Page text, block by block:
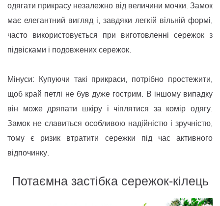
одягати прикрасу незалежно від величини мочки. Замок
має елегантний вигляд і, завдяки легкій вільній формі,
часто використовується при виготовленні сережок з
підвісками і подовжених сережок.
Мінуси: Купуючи такі прикраси, потрібно простежити,
щоб край петлі не був дуже гострим. В іншому випадку
він може дряпати шкіру і чіплятися за комір одягу.
Замок не славиться особливою надійністю і зручністю,
тому є ризик втратити сережки під час активного
відпочинку.
Потаємна застібка сережок-кілець